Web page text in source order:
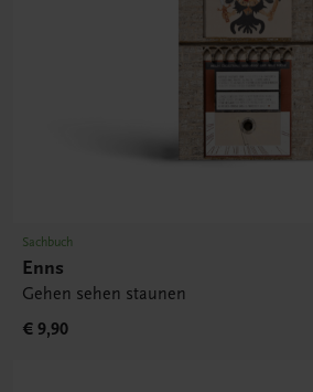
Sachbuch
Enns
Gehen sehen staunen
€ 9,90